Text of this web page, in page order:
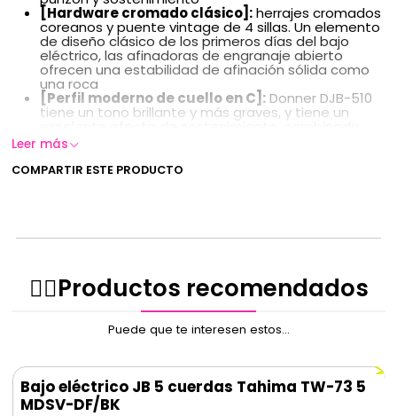
[Hardware cromado clásico]:herrajes cromados
coreanos y puente vintage de 4 sillas. Un elemento
de diseño clásico de los primeros días del bajo
eléctrico, las afinadoras de engranaje abierto
ofrecen una estabilidad de afinación sólida como
una roca
[Perfil moderno de cuello en C]:Donner DJB-510
tiene un tono brillante y más graves, y tiene un
con el diapasón de laurel ofrece un tono suave con
excelente calidez y profundidad
[Dedos / Reposapiés]:
para los dedos/pulgar, un cable de guitarra y una
Leer más
COMPARTIR ESTE PRODUCTO
✌🏻️Productos recomendados
Puede que te interesen estos...
Bajo eléctrico JB 5 cuerdas Tahima TW-73 5
MDSV-DF/BK